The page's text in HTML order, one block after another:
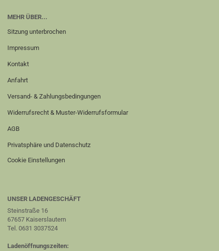
MEHR ÜBER...
Sitzung unterbrochen
Impressum
Kontakt
Anfahrt
Versand- & Zahlungsbedingungen
Widerrufsrecht & Muster-Widerrufsformular
AGB
Privatsphäre und Datenschutz
Cookie Einstellungen
UNSER LADENGESCHÄFT
Steinstraße 16
67657 Kaiserslautern
Tel. 0631 3037524
Ladenöffnungszeiten: